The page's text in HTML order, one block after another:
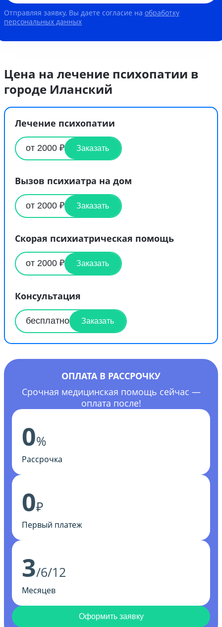
Отправляя заявку, Вы даете согласие на обработку
персональных данных
Цена на лечение психопатии в
городе Иланский
Лечение психопатии
от 2000 ₽ Заказать
Вызов психиатра на дом
от 2000 ₽ Заказать
Скорая психиатрическая помощь
от 2000 ₽ Заказать
Консультация
бесплатно Заказать
ОПЛАТА В РАССРОЧКУ
Срочная медицинская помощь сейчас —
оплата после!
0%
Рассрочка
0₽
Первый платеж
3/6/12
Месяцев
Оформить заявку